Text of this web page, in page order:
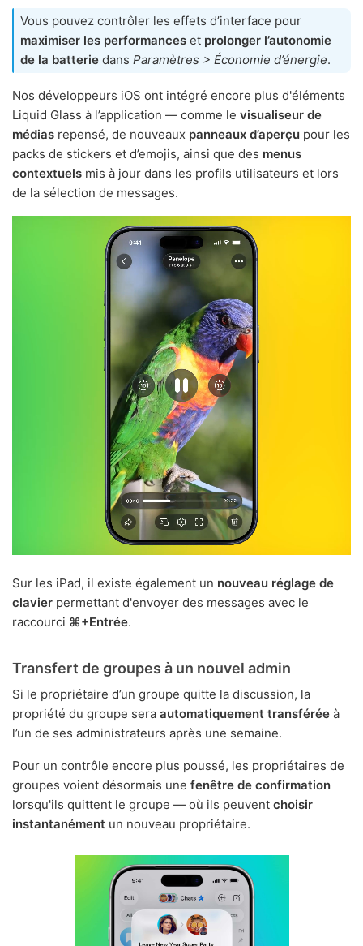
Vous pouvez contrôler les effets d’interface pour
maximiser les performances et prolonger l’autonomie
de la batterie dans Paramètres > Économie d’énergie.
Nos développeurs iOS ont intégré encore plus d'éléments
Liquid Glass à l’application — comme le visualiseur de
médias repensé, de nouveaux panneaux d’aperçu pour les
packs de stickers et d’emojis, ainsi que des menus
contextuels mis à jour dans les profils utilisateurs et lors
de la sélection de messages.
Sur les iPad, il existe également un nouveau réglage de
clavier permettant d'envoyer des messages avec le
raccourci ⌘+Entrée.
Transfert de groupes à un nouvel admin
Si le propriétaire d’un groupe quitte la discussion, la
propriété du groupe sera automatiquement transférée à
l’un de ses administrateurs après une semaine.
Pour un contrôle encore plus poussé, les propriétaires de
groupes voient désormais une fenêtre de confirmation
lorsqu'ils quittent le groupe — où ils peuvent choisir
instantanément un nouveau propriétaire.